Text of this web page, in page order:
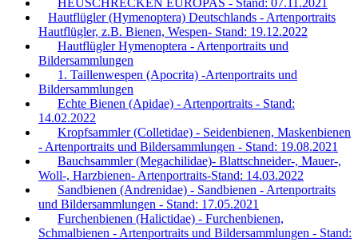
HEUSCHRECKEN EUROPAS - Stand: 07.11.2021
Hautflügler (Hymenoptera) Deutschlands - Artenportraits
Hautflügler, z.B. Bienen, Wespen- Stand: 19.12.2022
Hautflügler Hymenoptera - Artenportraits und
Bildersammlungen
1. Taillenwespen (Apocrita) -Artenportraits und
Bildersammlungen
Echte Bienen (Apidae) - Artenportraits - Stand:
14.02.2022
Kropfsammler (Colletidae) - Seidenbienen, Maskenbienen
- Artenportraits und Bildersammlungen - Stand: 19.08.2021
Bauchsammler (Megachilidae)- Blattschneider-, Mauer-,
Woll-, Harzbienen- Artenportraits-Stand: 14.03.2022
Sandbienen (Andrenidae) - Sandbienen - Artenportraits
und Bildersammlungen - Stand: 17.05.2021
Furchenbienen (Halictidae) - Furchenbienen,
Schmalbienen - Artenportraits und Bildersammlungen - Stand: